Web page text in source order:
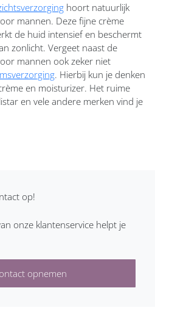
hoort natuurlijk
mannen. Deze fijne crème
de huid intensief en beschermt
zonlicht. Vergeet naast de
mannen ook zeker niet
. Hierbij kun je denken
en moisturizer. Het ruime
en vele andere merken vind je
op!
onze klantenservice helpt je
opnemen